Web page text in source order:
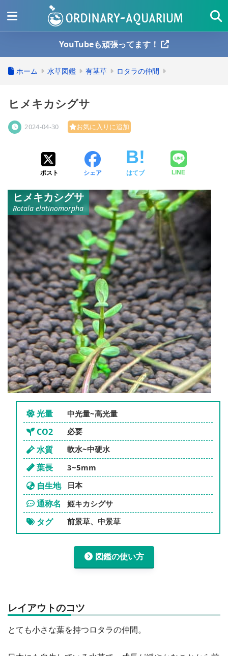
YouTubeも頑張ってます！
ホーム 水草図鑑 有茎草 ロタラの仲間
ヒメキカシグサ
2024-04-30 お気に入りに追加
ポスト シェア はてブ LINE
ヒメキカシグサ
Rotala elatinomorpha
光量 中光量~高光量
CO2 必要
水質 軟水~中硬水
葉長 3~5mm
自生地 日本
通称名 姫キカシグサ
タグ 前景草、中景草
図鑑の使い方
レイアウトのコツ
とても小さな葉を持つロタラの仲間。